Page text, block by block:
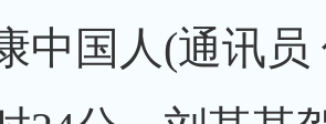
国人(通讯员